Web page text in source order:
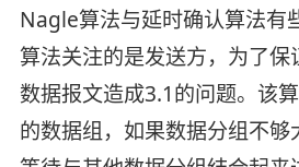
Nagle算法与延时确认算法有
算法关注的是发送方，为了保
数据报文造成3.1的问题。该
的数据组，如果数据分组不